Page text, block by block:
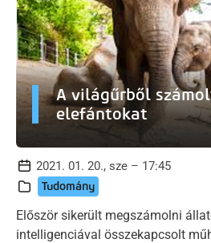
A világűrből
elefántokat
2021. 01. 20., sze – 17:45
Tudomány
Először sikerült megszámolni
intelligenciával összekapcsolt